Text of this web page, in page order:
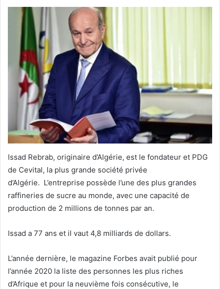
Issad Rebrab, originaire d’Algérie, est le fondateur et PDG
de Cevital, la plus grande société privée
d’Algérie. L’entreprise possède l’une des plus grandes
raffineries de sucre au monde, avec une capacité de
production de 2 millions de tonnes par an.
Issad a 77 ans et il vaut 4,8 milliards de dollars.
L’année dernière, le magazine Forbes avait publié pour
l’année 2020 la liste des personnes les plus riches
d’Afrique et pour la neuvième fois consécutive, le